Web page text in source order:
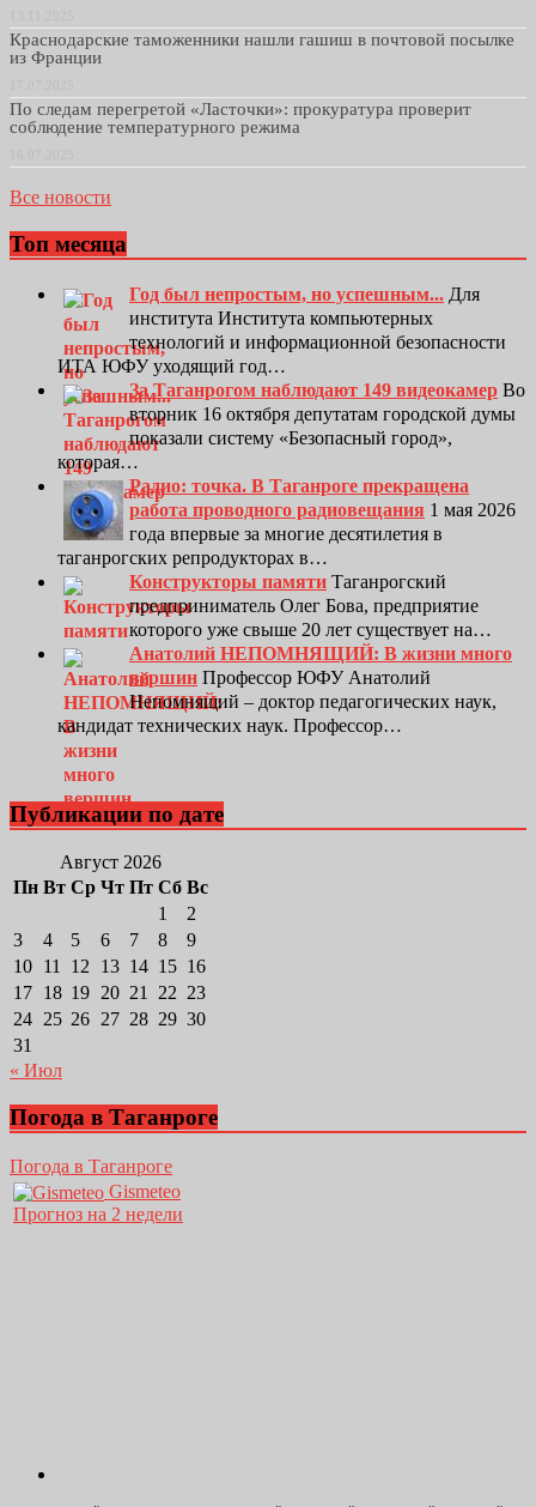
Краснодарские таможенники нашли гашиш в почтовой посылке
из Франции
По следам перегретой «Ласточки»: прокуратура проверит
соблюдение температурного режима
Все новости
Топ месяца
Год был непростым, но успешным... Для
института Института компьютерных
технологий и информационной безопасности
ИТА ЮФУ уходящий год…
За Таганрогом наблюдают 149 видеокамер Во
вторник 16 октября депутатам городской думы
показали систему «Безопасный город»,
которая…
Радио: точка. В Таганроге прекращена
работа проводного радиовещания 1 мая 2026
года впервые за многие десятилетия в
таганрогских репродукторах в…
Конструкторы памяти Таганрогский
предприниматель Олег Бова, предприятие
которого уже свыше 20 лет существует на…
Анатолий НЕПОМНЯЩИЙ: В жизни много
вершин Профессор ЮФУ Анатолий
Непомнящий – доктор педагогических наук,
кандидат технических наук. Профессор…
Публикации по дате
Август 2026
Пн Вт Ср Чт Пт Сб Вс
1
2
3
4 5 6 7 8
9
10 11 12 13 14 15 16
17 18 19 20 21 22 23
24 25 26 27 28 29 30
31
« Июл
Погода в Таганроге
Погода в Таганроге
Gismeteo
Прогноз на 2 недели